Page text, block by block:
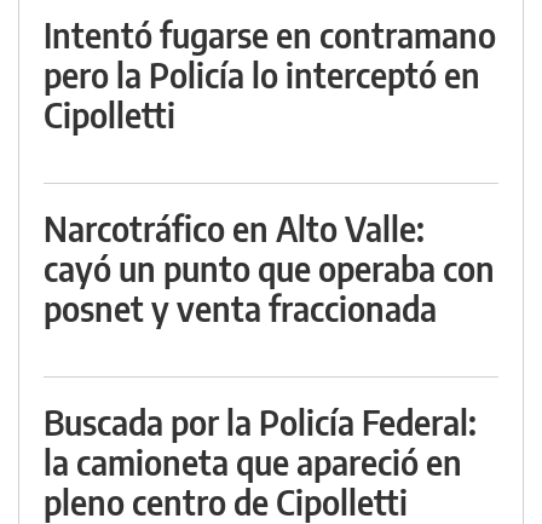
Intentó fugarse en contramano
pero la Policía lo interceptó en
Cipolletti
Narcotráfico en Alto Valle:
cayó un punto que operaba con
posnet y venta fraccionada
Buscada por la Policía Federal:
la camioneta que apareció en
pleno centro de Cipolletti